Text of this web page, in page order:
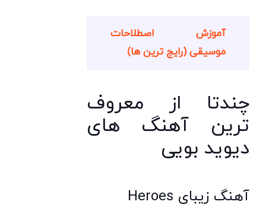
آموزش اصطلاحات
موسیقی (رایج ترین ها)
چندتا از معروف
ترین آهنگ های
دیوید بویی
آهنگ زیبای Heroes